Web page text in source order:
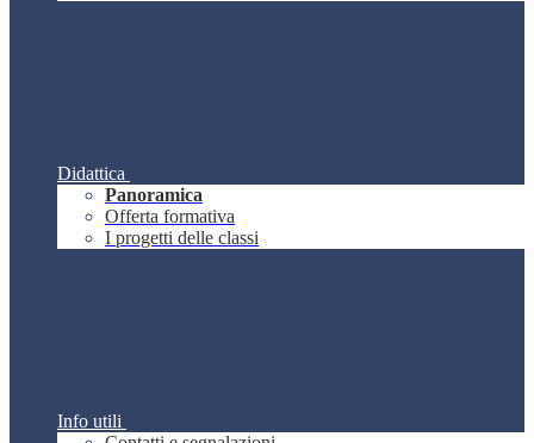
Didattica
Panoramica
Offerta formativa
I progetti delle classi
Info utili